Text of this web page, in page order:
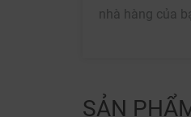
nhà hàng của
SẢN